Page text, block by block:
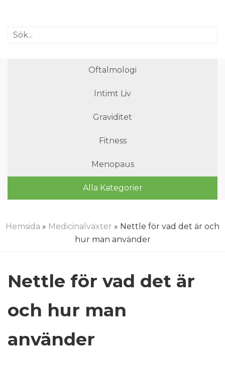
Oftalmologi
Intimt Liv
Graviditet
Fitness
Menopaus
Alla Kategorier
Hemsida » Medicinalväxter » Nettle för vad det är och
hur man använder
Nettle för vad det är
och hur man
använder